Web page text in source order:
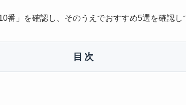
番」を確認し、そのうえでおすすめ5選を確認し
目次